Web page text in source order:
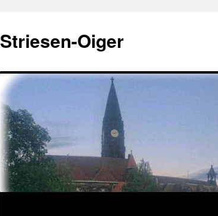
springen
Striesen-Oiger